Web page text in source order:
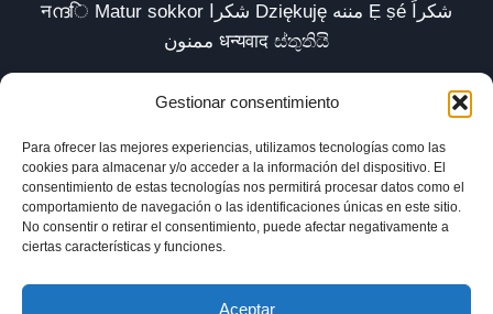
Gestionar consentimiento
Para ofrecer las mejores experiencias, utilizamos tecnologías como las
cookies para almacenar y/o acceder a la información del dispositivo. El
consentimiento de estas tecnologías nos permitirá procesar datos como el
comportamiento de navegación o las identificaciones únicas en este sitio.
No consentir o retirar el consentimiento, puede afectar negativamente a
ciertas características y funciones.
Aceptar
नന്ദि Matur sokkor شكرا Dziękuję مننه Ẹ ṣé شكراً
ممنون धन्यवाद ස්තුතියි
Inicio Biblioteca Parábolas TV
Comunidad
Esencia
Blog
Política de privacidad
Aviso legal
Política de cookies (UE)